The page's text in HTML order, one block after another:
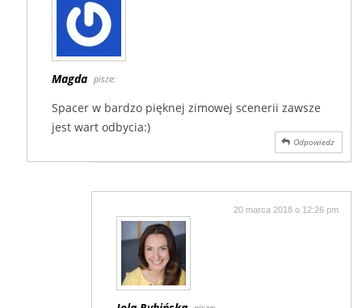
Magda pisze:
Spacer w bardzo pięknej zimowej scenerii zawsze
jest wart odbycia:)
Odpowiedz
20 marca 2018 o 12:26 pm